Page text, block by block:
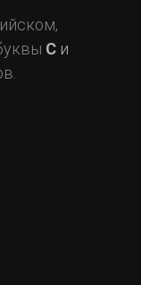
C и